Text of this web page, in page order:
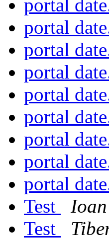
portal
portal
portal
portal
portal
portal
portal
portal
portal
Test
Test